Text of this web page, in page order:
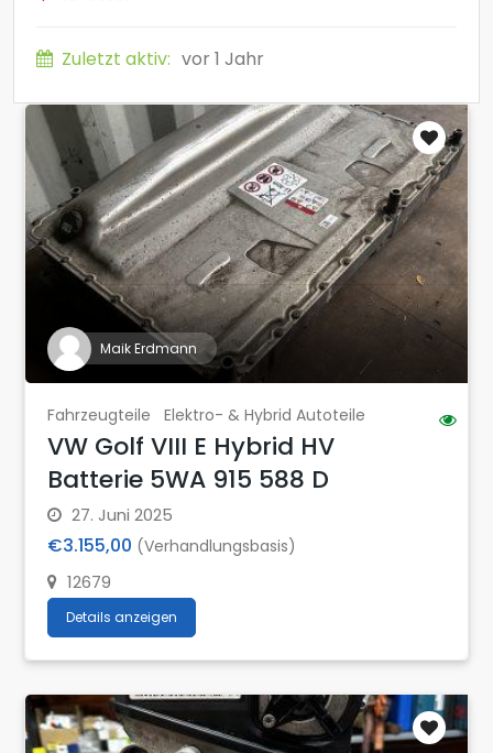
Zuletzt aktiv: vor 1 Jahr
Maik Erdmann
Fahrzeugteile Elektro- & Hybrid Autoteile
VW Golf VIII E Hybrid HV
Batterie 5WA 915 588 D
27. Juni 2025
€3.155,00 (Verhandlungsbasis)
12679
Details anzeigen